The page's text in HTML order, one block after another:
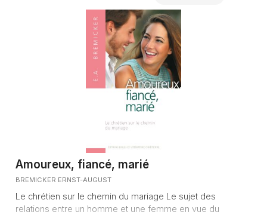
Amoureux, fiancé, marié
BREMICKER ERNST-AUGUST
Le chrétien sur le chemin du mariage Le sujet des
relations entre un homme et une femme en vue du